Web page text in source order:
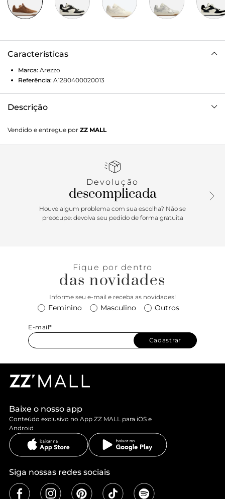
Características
Marca: Arezzo
Referência: A1280400020013
Descrição
solado baixo emborrachado branco com base marrom. Traz
cabedal com recortes e aplicações e perfuros nas laterais e
em cadarços marrons e língua canelada.
Vendido e entregue por ZZ MALL
Devolução
descomplicada
Houve algum problema com sua escolha? Não se
preocupe: devolva seu pedido de forma gratuita
Fique por dentro
das novidades
Informe seu e-mail e receba as novidades!
Feminino Masculino Outros
E-mail*
Cadastrar
Baixe o nosso app
Conteúdo exclusivo no App ZZ MALL para iOS e
Android
Siga nossas redes sociais